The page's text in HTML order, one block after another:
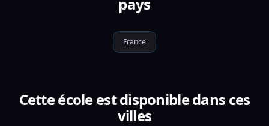
France
Cette école est disponible dans ces
villes